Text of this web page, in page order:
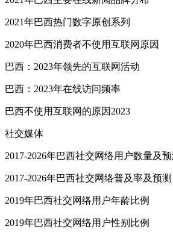
2021年巴西热门数字原创系列
2020年巴西消费者不使用互联网原因
巴西：2023年领先的互联网活动
巴西：2023年在线访问频率
巴西不使用互联网的原因2023
社交媒体
2017-2026年巴西社交网络用户数量及预
2017-2026年巴西社交网络普及率及预测
2019年巴西社交网络用户年龄比例
2019年巴西社交网络用户性别比例